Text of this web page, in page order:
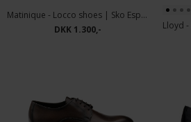
Matinique - Locco shoes | Sko Espresso
DKK 1.300,-